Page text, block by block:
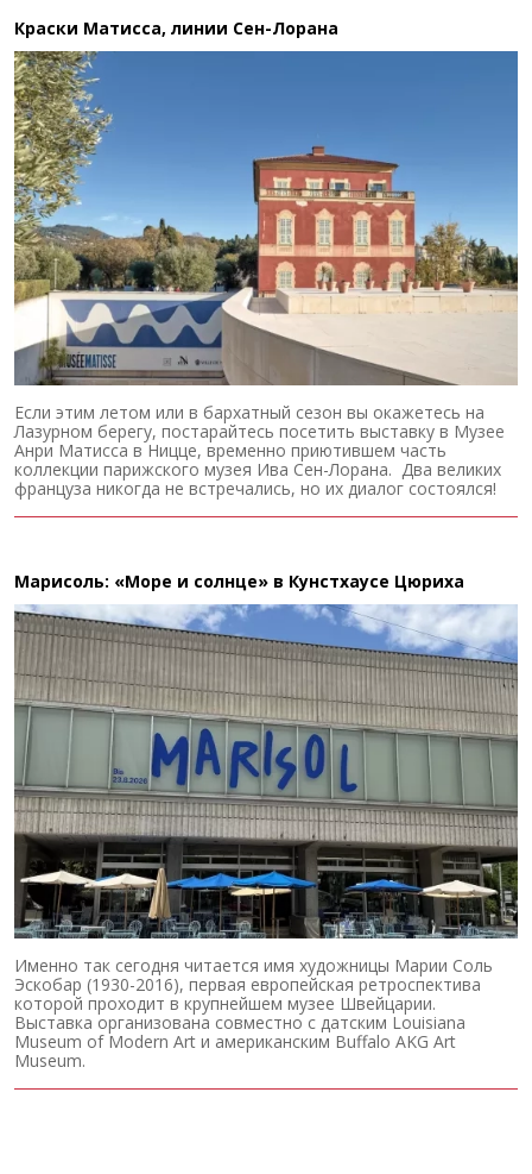
Краски Матисса, линии Сен-Лорана
Если этим летом или в бархатный сезон вы окажетесь на
Лазурном берегу, постарайтесь посетить выставку в Музее
Анри Матисса в Ницце, временно приютившем часть
коллекции парижского музея Ива Сен-Лорана. Два великих
француза никогда не встречались, но их диалог состоялся!
Марисоль: «Море и солнце» в Кунстхаусе Цюриха
Именно так сегодня читается имя художницы Марии Соль
Эскобар (1930-2016), первая европейская ретроспектива
которой проходит в крупнейшем музее Швейцарии.
Выставка организована совместно с датским Louisiana
Museum of Modern Art и американским Buffalo AKG Art
Museum.